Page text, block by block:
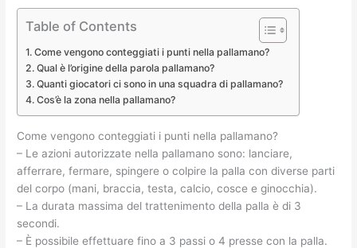
Table of Contents
Come vengono conteggiati i punti nella pallamano?
Qual è l’origine della parola pallamano?
Quanti giocatori ci sono in una squadra di pallamano?
Cos’è la zona nella pallamano?
Come vengono conteggiati i punti nella pallamano?
– Le azioni autorizzate nella pallamano sono: lanciare,
afferrare, fermare, spingere o colpire la palla con diverse parti
del corpo (mani, braccia, testa, calcio, cosce e ginocchia).
– La durata massima del trattenimento della palla è di 3
secondi.
– È possibile effettuare fino a 3 passi o 4 presse con la palla.